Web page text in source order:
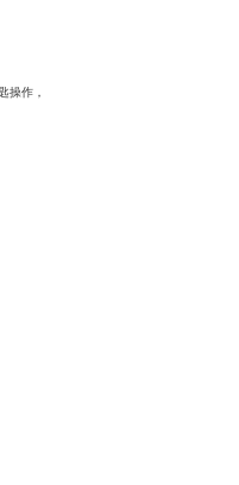
操作，